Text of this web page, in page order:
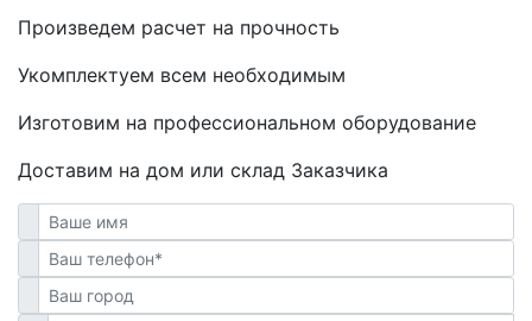
Произведем расчет на прочность
Укомплектуем всем необходимым
Изготовим на профессиональном оборудование
Доставим на дом или склад Заказчика